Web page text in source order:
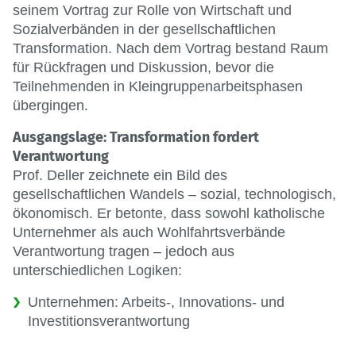
seinem Vortrag zur Rolle von Wirtschaft und
Sozialverbänden in der gesellschaftlichen
Transformation. Nach dem Vortrag bestand Raum
für Rückfragen und Diskussion, bevor die
Teilnehmenden in Kleingruppenarbeitsphasen
übergingen.
Ausgangslage: Transformation fordert
Verantwortung
Prof. Deller zeichnete ein Bild des
gesellschaftlichen Wandels – sozial, technologisch,
ökonomisch. Er betonte, dass sowohl katholische
Unternehmer als auch Wohlfahrtsverbände
Verantwortung tragen – jedoch aus
unterschiedlichen Logiken:
Unternehmen: Arbeits-, Innovations- und
Investitionsverantwortung